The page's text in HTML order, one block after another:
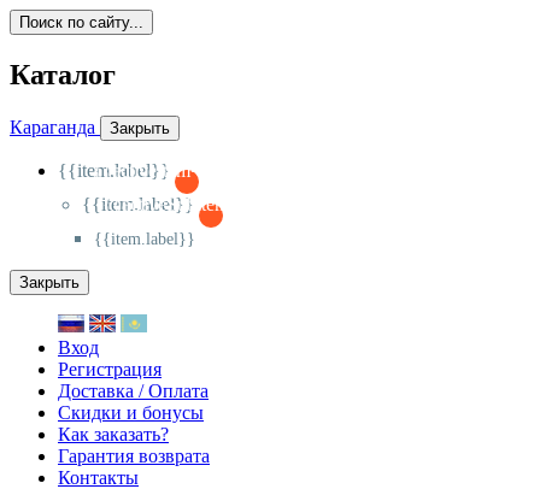
Поиск по сайту...
Каталог
Караганда Закрыть
{{item.label}}
{{activeItem==item.id?'-
{{item.label}}
{{activeSubitem==item.id?'-
{{item.label}}
Закрыть
Вход
Регистрация
Доставка / Оплата
Скидки и бонусы
Как заказать?
Гарантия возврата
Контакты